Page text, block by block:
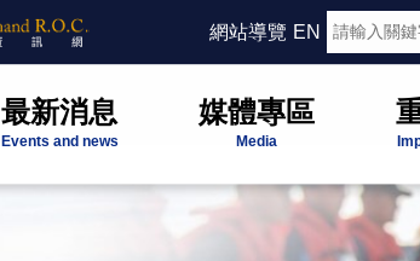
網站導覽 EN
最新消息
Events and news
媒體專區
Media